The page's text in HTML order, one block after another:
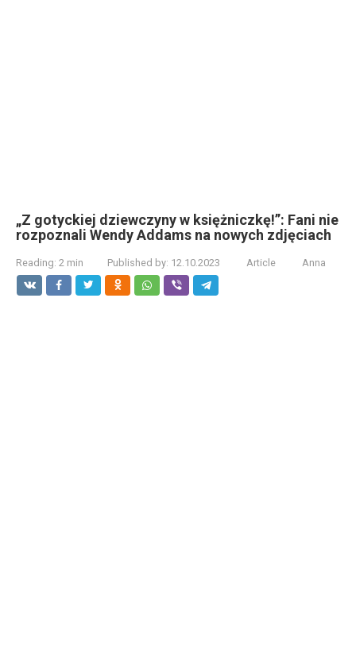
„Z gotyckiej dziewczyny w księżniczkę!”: Fani nie
rozpoznali Wendy Addams na nowych zdjęciach
Reading: 2 min Published by: 12.10.2023 Article Anna